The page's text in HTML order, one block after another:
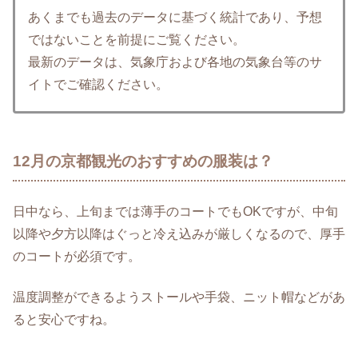
あくまでも過去のデータに基づく統計であり、予想
ではないことを前提にご覧ください。
最新のデータは、気象庁および各地の気象台等のサ
イトでご確認ください。
12月の京都観光のおすすめの服装は？
日中なら、上旬までは薄手のコートでもOKですが、中旬
以降や夕方以降はぐっと冷え込みが厳しくなるので、厚手
のコートが必須です。
温度調整ができるようストールや手袋、ニット帽などがあ
ると安心ですね。